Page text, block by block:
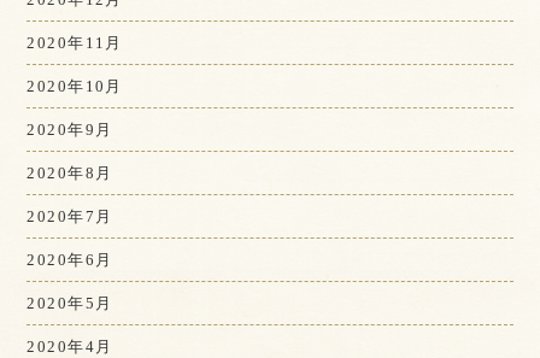
2020年11月
2020年10月
2020年9月
2020年8月
2020年7月
2020年6月
2020年5月
2020年4月